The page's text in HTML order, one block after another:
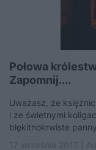
Połowa
Zapomnij....
Uważasz, że
i ze świetnymi
błękitnokrwiste